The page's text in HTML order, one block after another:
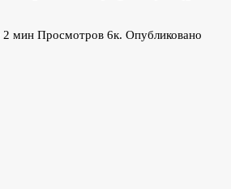
2 мин Просмотров 6к. Опубликовано